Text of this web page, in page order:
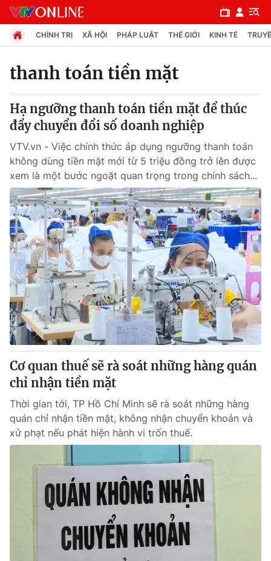
Chuyên mục
Chính trị
Xã hội
Pháp luật
Y tế
Thế giới
Tin tức
Thế giới đó đây
Câu chuyện quốc tế
Kinh tế
Tài chính
Thị trường
Góc doanh nghiệp
Dữ liệu và đời sống
Truyền hình
Phim VTV
Hậu trường
Nhân vật
Khán giả
Giải sao mai
Giải trí
Điện ảnh
Đời sống
Du lịch
Làm đẹp
Chất lượng cuộc sống
Học trực tuyến
Công nghệ
Hitech Công nghệ tương lai
Giao lưu trực tuyến
CHÍNH TRỊ XÃ HỘI PHÁP LUẬT THẾ GIỚI KINH TẾ
thanh toán tiền mặt
Hạ ngưỡng thanh toán tiền mặt để thúc
đẩy chuyển đổi số doanh nghiệp
VTV.vn - Việc chính thức áp dụng ngưỡng thanh toán
không dùng tiền mặt mới từ 5 triệu đồng trở lên được
xem là một bước ngoặt quan trọng trong chính sách...
Cơ quan thuế sẽ rà soát những hàng quán
chỉ nhận tiền mặt
Thời gian tới, TP Hồ Chí Minh sẽ rà soát những hàng
quán chỉ nhận tiền mặt, không nhận chuyển khoản và
xử phạt nếu phát hiện hành vi trốn thuế.